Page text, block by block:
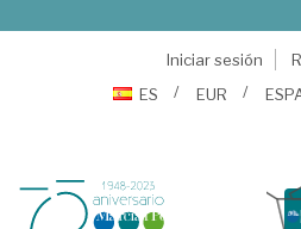
Iniciar sesión
ES
EUR